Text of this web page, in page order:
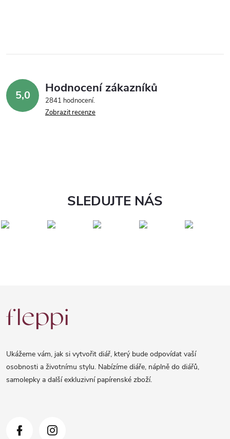
5,0 Hodnocení zákazníků
2841 hodnocení
Zobrazit recenze
SLEDUJTE NÁS
á
Ukážeme vám, jak si vytvořit diář, který bude odpovídat vaší
osobnosti a životnímu stylu. Nabízíme diáře, náplně do diářů,
samolepky a další exkluzivní papírenské zboží.